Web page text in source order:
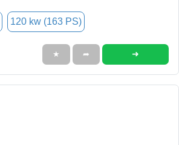
120 kw (163 PS)
★ ➦ ➜